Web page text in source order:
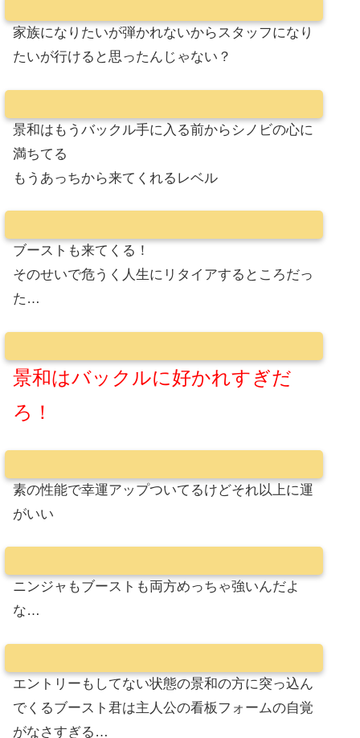
家族になりたいが弾かれないからスタッフになり
たいが行けると思ったんじゃない？
景和はもうバックル手に入る前からシノビの心に
満ちてる
もうあっちから来てくれるレベル
ブーストも来てくる！
そのせいで危うく人生にリタイアするところだっ
た…
景和はバックルに好かれすぎだ
ろ！
素の性能で幸運アップついてるけどそれ以上に運
がいい
ニンジャもブーストも両方めっちゃ強いんだよ
な…
エントリーもしてない状態の景和の方に突っ込ん
でくるブースト君は主人公の看板フォームの自覚
がなさすぎる…